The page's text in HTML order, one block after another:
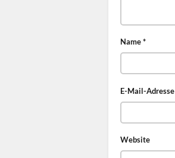
Name*
E-Mail-Adresse
Website